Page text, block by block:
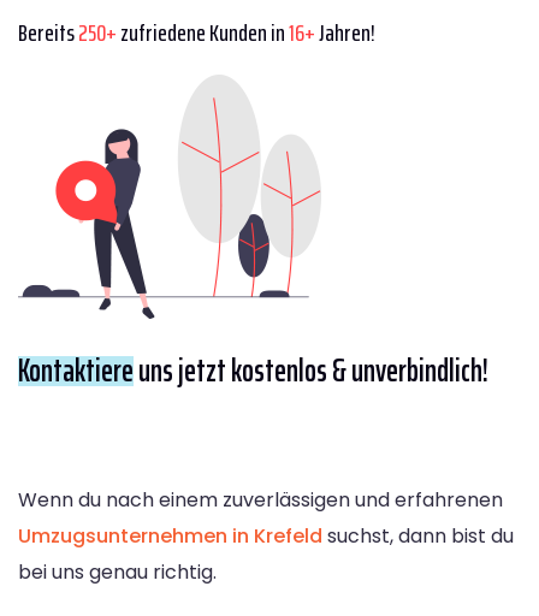
Bereits250+zufriedene Kunden in16+Jahren!
Kontaktiereuns jetzt kostenlos & unverbindlich!
Wenn du nach einem zuverlässigen und erfahrenen
Umzugsunternehmen in Krefeld suchst, dann bist du
bei uns genau richtig.